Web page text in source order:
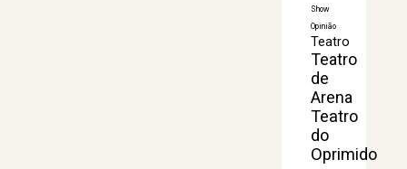
Show
Opinião
Teatro
Teatro
de
Arena
Teatro
do
Oprimido